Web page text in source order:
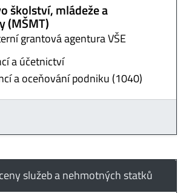
školství, mládeže a
(MŠMT)
grantová agentura VŠE
a účetnictví
a oceňování podniku (1040)
služeb a nehmotných statků